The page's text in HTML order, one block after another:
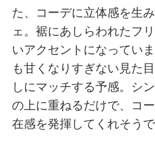
た、コーデに立体感を生
ェ。裾にあしらわれたフ
いアクセントになってい
も甘くなりすぎない見た
しにマッチする予感。シ
の上に重ねるだけで、コ
在感を発揮してくれそうで